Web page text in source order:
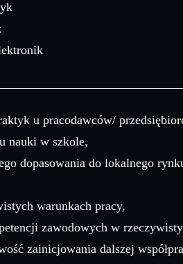
u pracodawców/
nauki w szkole,
dopasowania do lokalnego
warunkach pracy,
zawodowych w
zainicjowania dalszej